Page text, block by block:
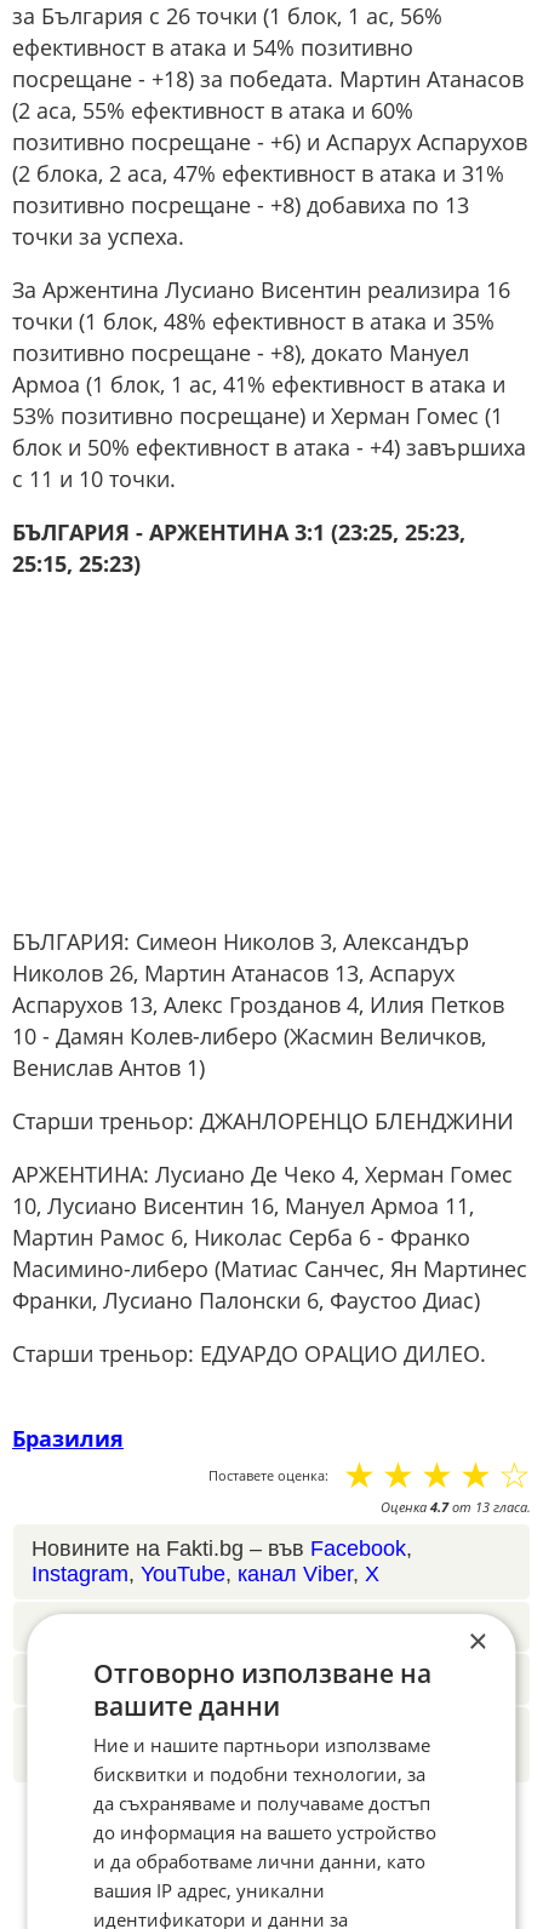
за България с 26 точки (1 блок, 1 ас, 56%
ефективност в атака и 54% позитивно
посрещане - +18) за победата. Мартин Атанасов
(2 аса, 55% ефективност в атака и 60%
позитивно посрещане - +6) и Аспарух Аспарухов
(2 блока, 2 аса, 47% ефективност в атака и 31%
позитивно посрещане - +8) добавиха по 13
точки за успеха.
За Аржентина Лусиано Висентин реализира 16
точки (1 блок, 48% ефективност в атака и 35%
позитивно посрещане - +8), докато Мануел
Армоа (1 блок, 1 ас, 41% ефективност в атака и
53% позитивно посрещане) и Херман Гомес (1
блок и 50% ефективност в атака - +4) завършиха
с 11 и 10 точки.
БЪЛГАРИЯ - АРЖЕНТИНА 3:1 (23:25, 25:23,
25:15, 25:23)
БЪЛГАРИЯ: Симеон Николов 3, Александър
Николов 26, Мартин Атанасов 13, Аспарух
Аспарухов 13, Алекс Грозданов 4, Илия Петков
10 - Дамян Колев-либеро (Жасмин Величков,
Венислав Антов 1)
Старши треньор: ДЖАНЛОРЕНЦО БЛЕНДЖИНИ
АРЖЕНТИНА: Лусиано Де Чеко 4, Херман Гомес
10, Лусиано Висентин 16, Мануел Армоа 11,
Мартин Рамос 6, Николас Серба 6 - Франко
Масимино-либеро (Матиас Санчес, Ян Мартинес
Франки, Лусиано Палонски 6, Фаустоо Диас)
Старши треньор: ЕДУАРДО ОРАЦИО ДИЛЕО.
Бразилия
Поставете оценка: ☆
☆
☆
☆
☆
Оценка 4.7от 13 гласа.
Новините на Fakti.bg – във Facebook,
Instagram, YouTube, канал Viber, X
Абонамент за Факти.БГ в Google Alerts
източник в Google
×
Отговорно използване на
вашите данни
Ние и нашите партньори използваме
бисквитки и подобни технологии, за
да съхраняваме и получаваме достъп
до информация на вашето устройство
и да обработваме лични данни, като
вашия IP адрес, уникални
идентификатори и данни за